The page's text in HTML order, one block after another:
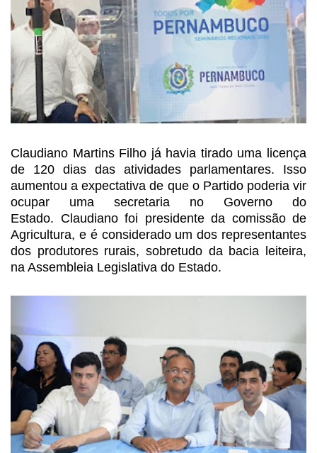
Claudiano Martins Filho jáhavia tirado uma licença
de 120 dias das atividades parlamentares. Isso
aumentou a expectativa de que o Partido poderia vir
ocupar uma secretaria no Governo do
Estado. Claudiano foi presidente da comissão de
Agricultura, e éconsiderado um dos representantes
dos produtores rurais, sobretudo da bacia leiteira,
na Assembleia Legislativa do Estado.